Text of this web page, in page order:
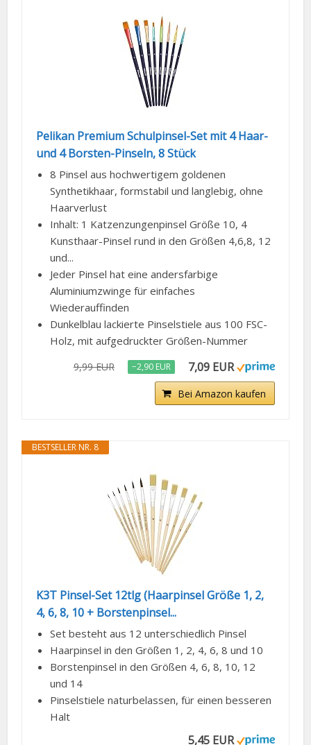
Pelikan Premium Schulpinsel-Set mit 4 Haar-
und 4 Borsten-Pinseln, 8 Stück
8 Pinsel aus hochwertigem goldenen
Synthetikhaar, formstabil und langlebig, ohne
Haarverlust
Inhalt: 1 Katzenzungenpinsel Größe 10, 4
Kunsthaar-Pinsel rund in den Größen 4,6,8, 12
und...
Jeder Pinsel hat eine andersfarbige
Aluminiumzwinge für einfaches
Wiederauffinden
Dunkelblau lackierte Pinselstiele aus 100 FSC-
Holz, mit aufgedruckter Größen-Nummer
9,99 EUR −2,90 EUR 7,09 EUR
Bei Amazon kaufen
BESTSELLER NR. 8
K3T Pinsel-Set 12tlg (Haarpinsel Größe 1, 2,
4, 6, 8, 10 + Borstenpinsel...
Set besteht aus 12 unterschiedlich Pinsel
Haarpinsel in den Größen 1, 2, 4, 6, 8 und 10
Borstenpinsel in den Größen 4, 6, 8, 10, 12
und 14
Pinselstiele naturbelassen, für einen besseren
Halt
5,45 EUR